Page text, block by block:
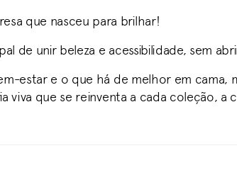
que nasceu para brilhar!
de unir beleza e acessibilidade, sem
estar e o que há de melhor em cama,
viva que se reinventa a cada coleção, a